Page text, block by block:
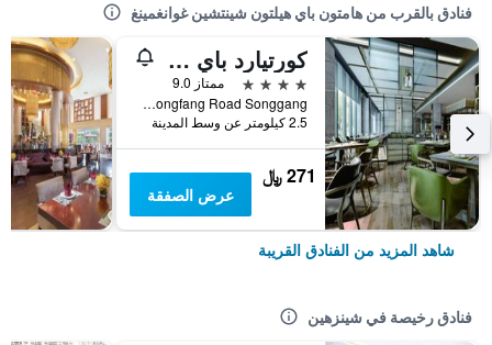
فنادق بالقرب من هامتون باي هيلتون شينتشين غوانغمينغ
كورتيارد باي ماريوت شينزين باو آن
4 نجوم
ممتاز 9.0
No 46 Dongfang Road Songgang, شينزهين, الصين
2.5 كيلومتر عن وسط المدينة
271 ﷼
عرض الصفقة
شاهد المزيد من الفنادق القريبة
فنادق رخيصة في شينزهين